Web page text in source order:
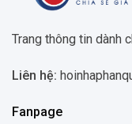
Trang thông tin dành
Liên hệ:
Fanpage